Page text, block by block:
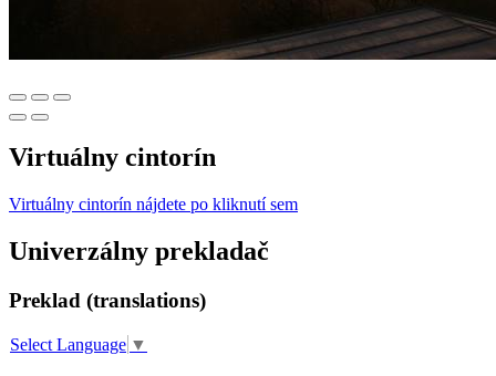
Virtuálny cintorín
Virtuálny cintorín nájdete po kliknutí sem
Univerzálny prekladač
Preklad (translations)
Select Language ▼